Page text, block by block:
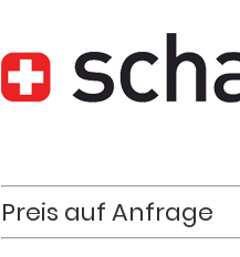
Preis auf Anfrage